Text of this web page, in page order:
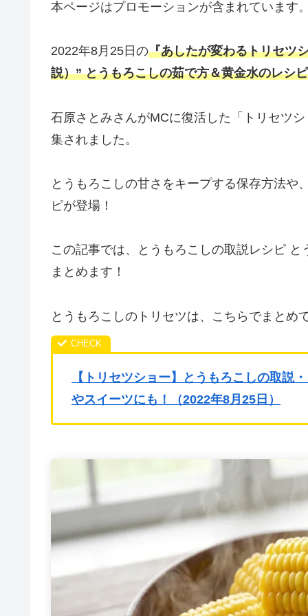
本ページはプロモーションが含まれています
2022年8月25日の『あしたが変わるトリセツ
説）” とうもろこしの茹で方＆黄金水のレシ
石原さとみさんがMCに復活した「トリセツ
集されました。
とうもろこしの甘さをキープする保存方法や
ピが登場！
この記事では、とうもろこしの取説レシピ
まとめます！
とうもろこしのトリセツは、こちらでまとめ
【トリセツショー】とうもろこしの取説
やスイーツにも！（2022年8月25日）